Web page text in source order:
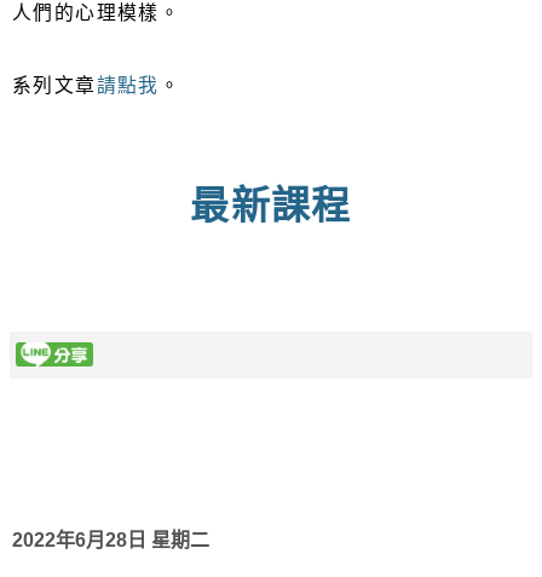
人們的心理模樣。
系列文章請點我 。
最新課程
2022年6月28日 星期二